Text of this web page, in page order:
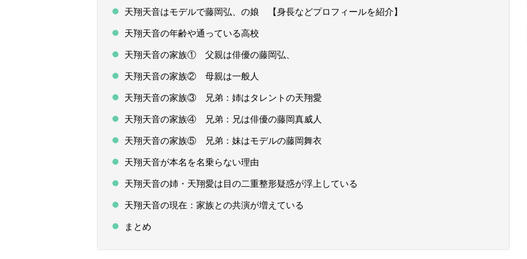
天翔天音はモデルで藤岡弘、の娘 【身長などプロフィールを紹介】
天翔天音の年齢や通っている高校
天翔天音の家族① 父親は俳優の藤岡弘、
天翔天音の家族② 母親は一般人
天翔天音の家族③ 兄弟：姉はタレントの天翔愛
天翔天音の家族④ 兄弟：兄は俳優の藤岡真威人
天翔天音の家族⑤ 兄弟：妹はモデルの藤岡舞衣
天翔天音が本名を名乗らない理由
天翔天音の姉・天翔愛は目の二重整形疑惑が浮上している
天翔天音の現在：家族との共演が増えている
まとめ